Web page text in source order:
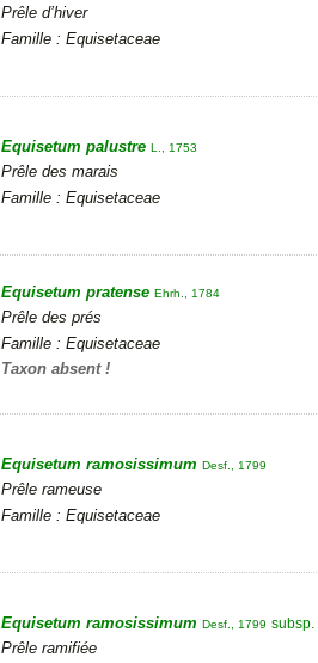
Prêle d’hiver
Famille : Equisetaceae
Equisetum palustreL., 1753
Prêle des marais
Famille : Equisetaceae
Equisetum pratenseEhrh., 1784
Prêle des prés
Famille : Equisetaceae
Taxon absent !
Equisetum ramosissimumDesf., 1799
Prêle rameuse
Famille : Equisetaceae
Equisetum ramosissimumDesf., 1799 subsp.
Prêle ramifiée